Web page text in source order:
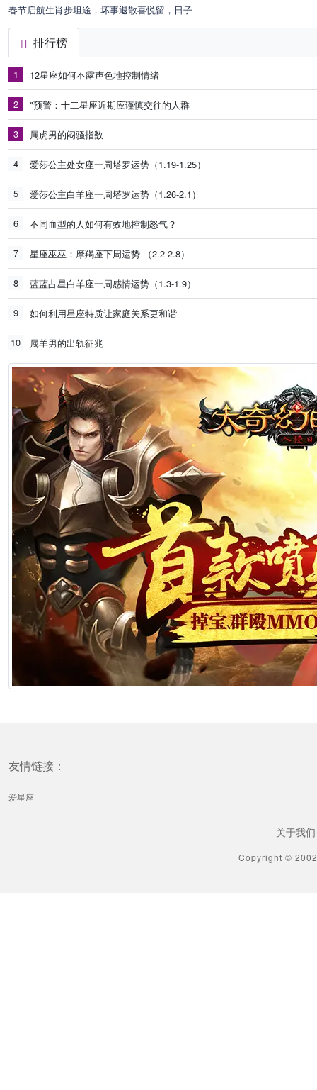
春节启航生肖步坦途，坏事退散喜悦留，日子
排行榜
1 12星座如何不露声色地控制情绪
2 "预警：十二星座近期应谨慎交往的人群
3 属虎男的闷骚指数
4 爱莎公主处女座一周塔罗运势（1.19-1.25）
5 爱莎公主白羊座一周塔罗运势（1.26-2.1）
6 不同血型的人如何有效地控制怒气？
7 星座巫巫：摩羯座下周运势 （2.2-2.8）
8 蓝蓝占星白羊座一周感情运势（1.3-1.9）
9 如何利用星座特质让家庭关系更和谐
10 属羊男的出轨征兆
友情链接：
爱星座
关于我们
Copyright ©